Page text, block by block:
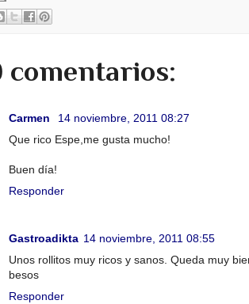
comentarios:
Carmen
14 noviembre, 2011 08:27
Que rico Espe,me gusta mucho!
Buen día!
Responder
Gastroadikta 14 noviembre, 2011 08:55
Unos rollitos muy ricos y sanos. Queda muy
besos
Responder